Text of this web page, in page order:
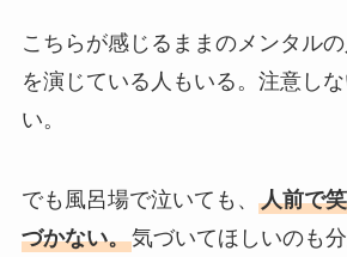
こちらが感じるままのメンタル
を演じている人もいる。注意し
い。
でも風呂場で泣いても、 人前で
づかない。気づいてほしいのも